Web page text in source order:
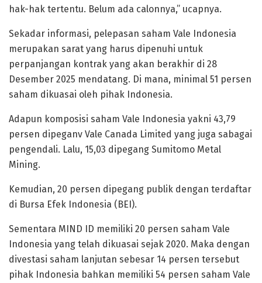
hak-hak tertentu. Belum ada calonnya,” ucapnya.
Sekadar informasi, pelepasan saham Vale Indonesia
merupakan sarat yang harus dipenuhi untuk
perpanjangan kontrak yang akan berakhir di 28
Desember 2025 mendatang. Di mana, minimal 51 persen
saham dikuasai oleh pihak Indonesia.
Adapun komposisi saham Vale Indonesia yakni 43,79
persen dipeganv Vale Canada Limited yang juga sabagai
pengendali. Lalu, 15,03 dipegang Sumitomo Metal
Mining.
Kemudian, 20 persen dipegang publik dengan terdaftar
di Bursa Efek Indonesia (BEI).
Sementara MIND ID memiliki 20 persen saham Vale
Indonesia yang telah dikuasai sejak 2020. Maka dengan
divestasi saham lanjutan sebesar 14 persen tersebut
pihak Indonesia bahkan memiliki 54 persen saham Vale